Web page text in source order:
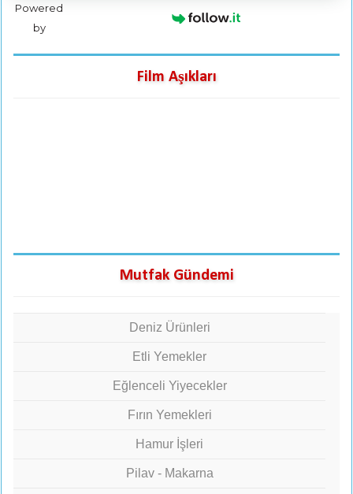
Powered
by
Film Aşıkları
Mutfak Gündemi
Deniz Ürünleri
Etli Yemekler
Eğlenceli Yiyecekler
Fırın Yemekleri
Hamur İşleri
Pilav - Makarna